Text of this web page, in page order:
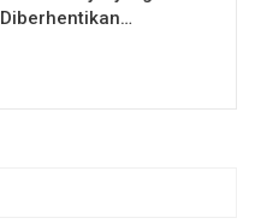
Diberhentikan…